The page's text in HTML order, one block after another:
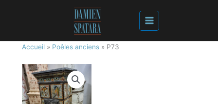
Accueil» Poêles anciens» P73